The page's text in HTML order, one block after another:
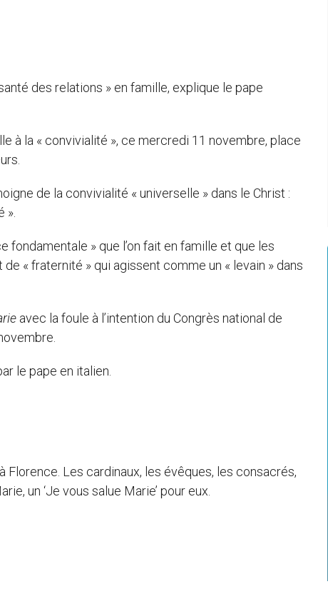
des relations » en famille, explique le pape
à la « convivialité », ce mercredi 11 novembre, place
de la convivialité « universelle » dans le Christ :
».
fondamentale » que l’on fait en famille et que les
« fraternité » qui agissent comme un « levain » dans
avec la foule à l’intention du Congrès national de
le pape en italien.
Florence. Les cardinaux, les évêques, les consacrés,
un ‘Je vous salue Marie’ pour eux.